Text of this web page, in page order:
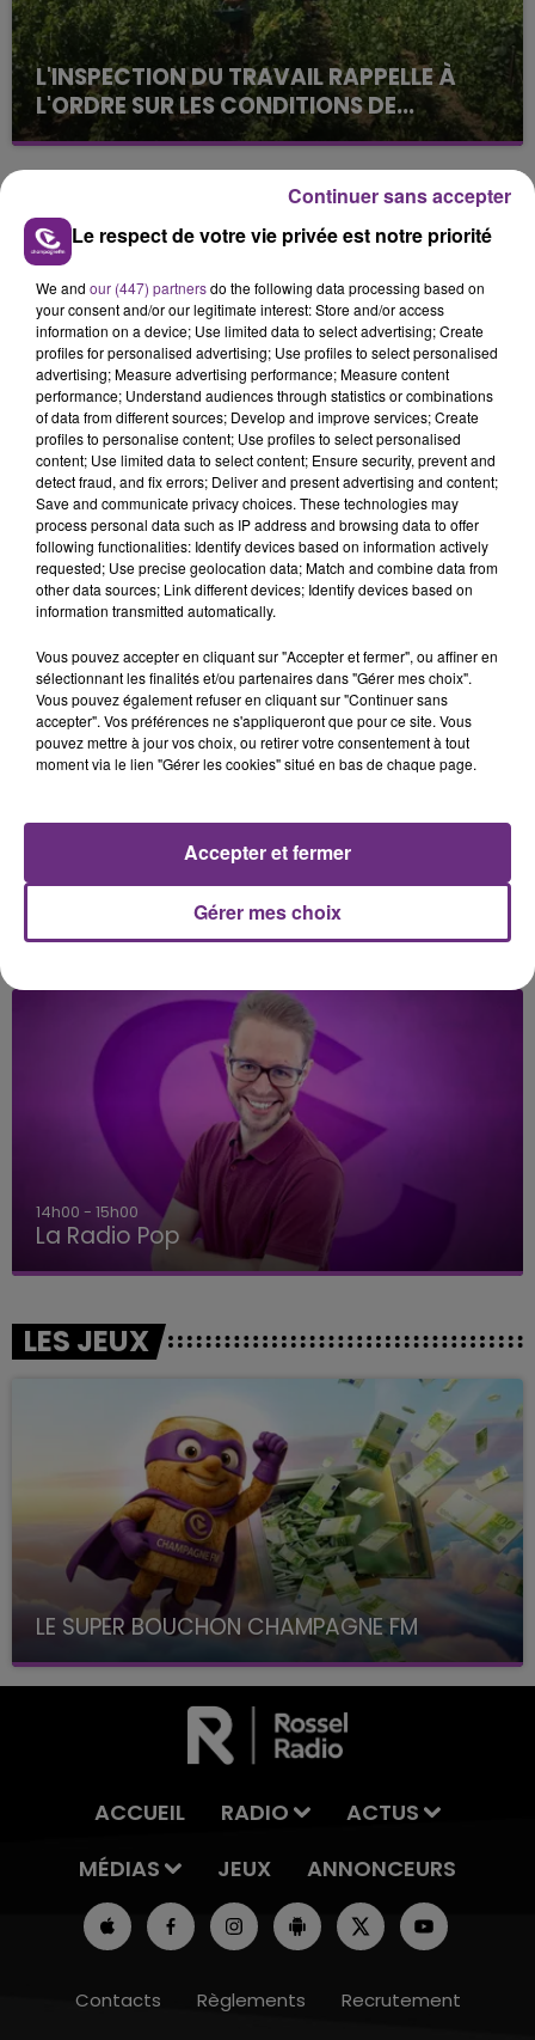
L'INSPECTION DU TRAVAIL RAPPELLE À
L'ORDRE SUR LES CONDITIONS DE...
Alors que les dates de début des vendange 2026
s'est avéré être plus précoce que prévu,
l'inspection du Travail en profite pour rappeler
les conditions de...
TITRES DIFFUSÉS
5h57
5h57
TATU
All The Things She Said
5h54
5h54
GIMS
Soleil
5h52
5h52
So Easy (to Fall In Love)
JUNGELI & EMMA
A L'ANTENNE
14h00 - 15h00
La Radio Pop
LES JEUX
LE SUPER BOUCHON CHAMPAGNE FM
avec La Famille Champagne FM, à 8H10
ACCUEIL RADIO
ACTUS
MÉDIAS
JEUX ANNONCEURS
Contacts Règlements
Recrutement
Le respect de votre vie privée est notre priorité
We and our (447) partnersdo the following data processing based on
your consent and/or our legitimate interest: Store and/or access
information on a device; Use limited data to select advertising; Create
profiles for personalised advertising; Use profiles to select personalised
advertising; Measure advertising performance; Measure content
performance; Understand audiences through statistics or combinations
of data from different sources; Develop and improve services; Create
profiles to personalise content; Use profiles to select personalised
content; Use limited data to select content; Ensure security, prevent and
detect fraud, and fix errors; Deliver and present advertising and content;
Save and communicate privacy choices. These technologies may
process personal data such as IP address and browsing data to offer
following functionalities: Identify devices based on information actively
requested; Use precise geolocation data; Match and combine data from
other data sources; Link different devices; Identify devices based on
information transmitted automatically.
Vous pouvez accepter en cliquant sur "Accepter et fermer", ou affiner en
sélectionnant les finalités et/ou partenaires dans "Gérer mes choix".
Vous pouvez également refuser en cliquant sur "Continuer sans
accepter". Vos préférences ne s'appliqueront que pour ce site. Vous
pouvez mettre à jour vos choix, ou retirer votre consentement à tout
moment via le lien "Gérer les cookies" situé en bas de chaque page.
Gérer mes choix
Accepter et fermer
Continuer sans accepter